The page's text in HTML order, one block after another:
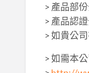
> 產品部
> 產品認
> 如貴公
> 如需本